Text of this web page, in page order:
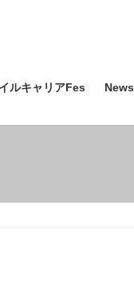
ルキャリアFes News